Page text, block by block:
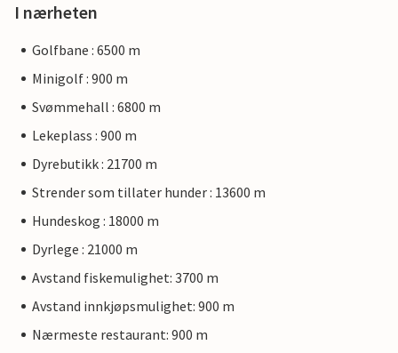
I nærheten
Golfbane : 6500 m
Minigolf : 900 m
Svømmehall : 6800 m
Lekeplass : 900 m
Dyrebutikk : 21700 m
Strender som tillater hunder : 13600 m
Hundeskog : 18000 m
Dyrlege : 21000 m
Avstand fiskemulighet: 3700 m
Avstand innkjøpsmulighet: 900 m
Nærmeste restaurant: 900 m